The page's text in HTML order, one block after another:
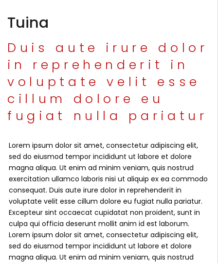
Tuina
Duis aute irure dolor
in reprehenderit in
voluptate velit esse
cillum dolore eu
fugiat nulla pariatur
Lorem ipsum dolor sit amet, consectetur adipiscing elit,
sed do eiusmod tempor incididunt ut labore et dolore
magna aliqua. Ut enim ad minim veniam, quis nostrud
exercitation ullamco laboris nisi ut aliquip ex ea commodo
consequat. Duis aute irure dolor in reprehenderit in
voluptate velit esse cillum dolore eu fugiat nulla pariatur.
Excepteur sint occaecat cupidatat non proident, sunt in
culpa qui officia deserunt mollit anim id est laborum.
Lorem ipsum dolor sit amet, consectetur adipiscing elit,
sed do eiusmod tempor incididunt ut labore et dolore
magna aliqua. Ut enim ad minim veniam, quis nostrud